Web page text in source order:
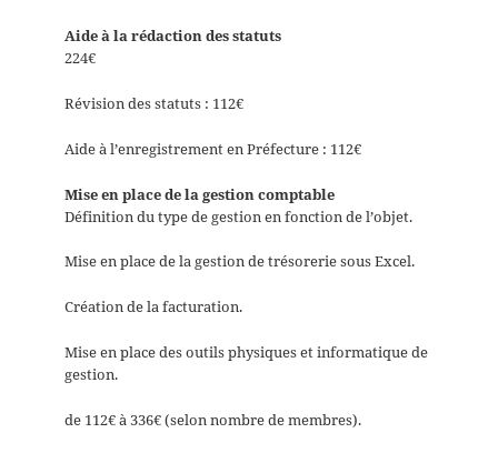
Aide à la rédaction des statuts
224€
Révision des statuts : 112€
Aide à l’enregistrement en Préfecture : 112€
Mise en place de la gestion comptable
Définition du type de gestion en fonction de l’objet.
Mise en place de la gestion de trésorerie sous Excel.
Création de la facturation.
Mise en place des outils physiques et informatique de
gestion.
de 112€ à 336€ (selon nombre de membres).